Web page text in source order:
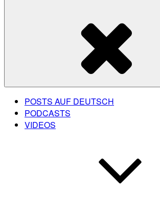
POSTS AUF DEUTSCH
PODCASTS
VIDEOS